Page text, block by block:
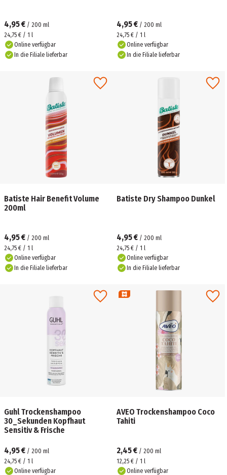
4,95 € / 200 ml
24,75 € / 1 l
Online verfügbar
In die Filiale lieferbar
4,95 € / 200 ml
24,75 € / 1 l
Online verfügbar
In die Filiale lieferbar
Batiste Hair Benefit Volume
200ml
4,95 € / 200 ml
24,75 € / 1 l
Online verfügbar
In die Filiale lieferbar
Batiste Dry Shampoo Dunkel
4,95 € / 200 ml
24,75 € / 1 l
Online verfügbar
In die Filiale lieferbar
Guhl Trockenshampoo
30_Sekunden Kopfhaut
Sensitiv & Frische
4,95 € / 200 ml
24,75 € / 1 l
Online verfügbar
AVEO Trockenshampoo Coco
Tahiti
2,45 € / 200 ml
12,25 € / 1 l
Online verfügbar